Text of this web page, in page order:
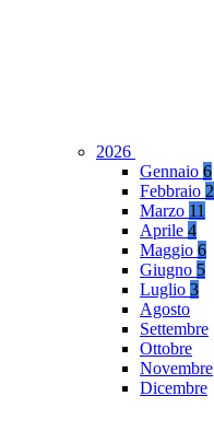
2026
Gennaio 6
Febbraio 2
Marzo 11
Aprile 4
Maggio 6
Giugno 5
Luglio 3
Agosto
Settembre
Ottobre
Novembre
Dicembre